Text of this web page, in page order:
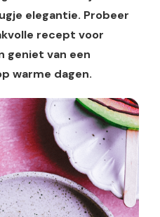
elegantie. Probeer
recept voor
geniet van een
warme dagen.